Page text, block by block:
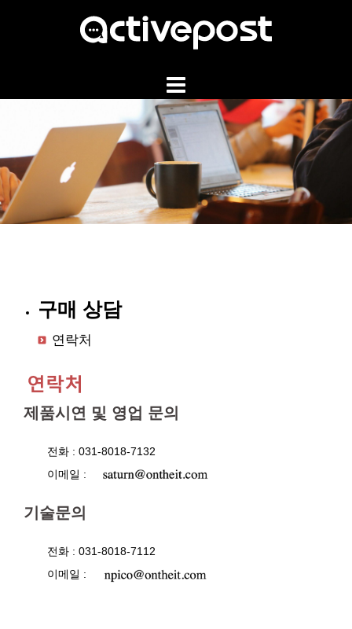
구매 상담
연락처
제품시연 및 영업 문의
전화 : 031-8018-7132
이메일 :
기술문의
전화 : 031-8018-7112
이메일 :